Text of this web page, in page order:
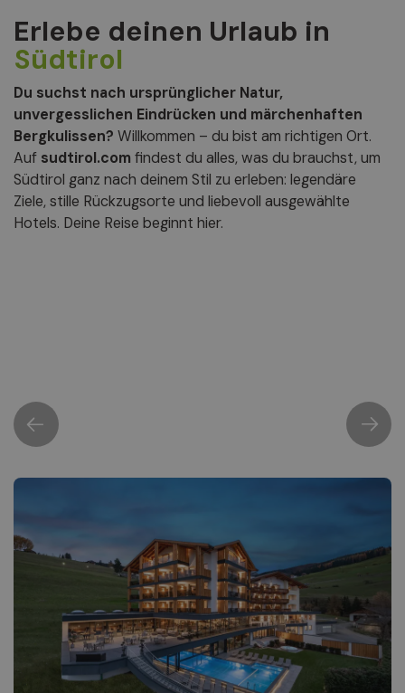
Erlebe deinen Urlaub in
Südtirol
Du suchst nach ursprünglicher Natur,
unvergesslichen Eindrücken und märchenhaften
Bergkulissen? Willkommen – du bist am richtigen Ort.
Auf sudtirol.com findest du alles, was du brauchst, um
Südtirol ganz nach deinem Stil zu erleben: legendäre
Ziele, stille Rückzugsorte und liebevoll ausgewählte
Hotels. Deine Reise beginnt hier.
Urlaub am See
Zwischen erfrischenden Schwimmeinheiten,
entspannten Spaziergängen und Postkartenblicken
Mehr erfahren